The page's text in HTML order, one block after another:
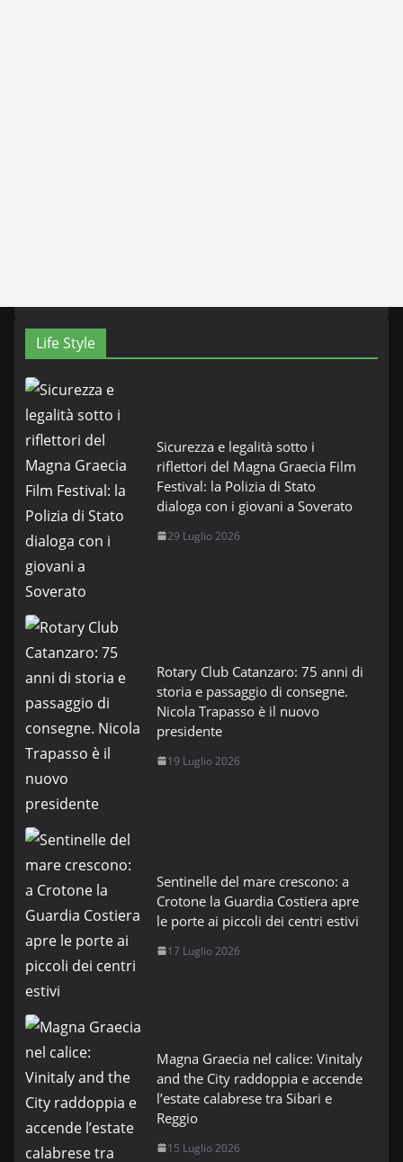
Life Style
Sicurezza e legalità sotto i
riflettori del Magna Graecia Film
Festival: la Polizia di Stato
dialoga con i giovani a Soverato
29 Luglio 2026
Rotary Club Catanzaro: 75 anni di
storia e passaggio di consegne.
Nicola Trapasso è il nuovo
presidente
19 Luglio 2026
Sentinelle del mare crescono: a
Crotone la Guardia Costiera apre
le porte ai piccoli dei centri estivi
17 Luglio 2026
Magna Graecia nel calice: Vinitaly
and the City raddoppia e accende
l’estate calabrese tra Sibari e
Reggio
15 Luglio 2026